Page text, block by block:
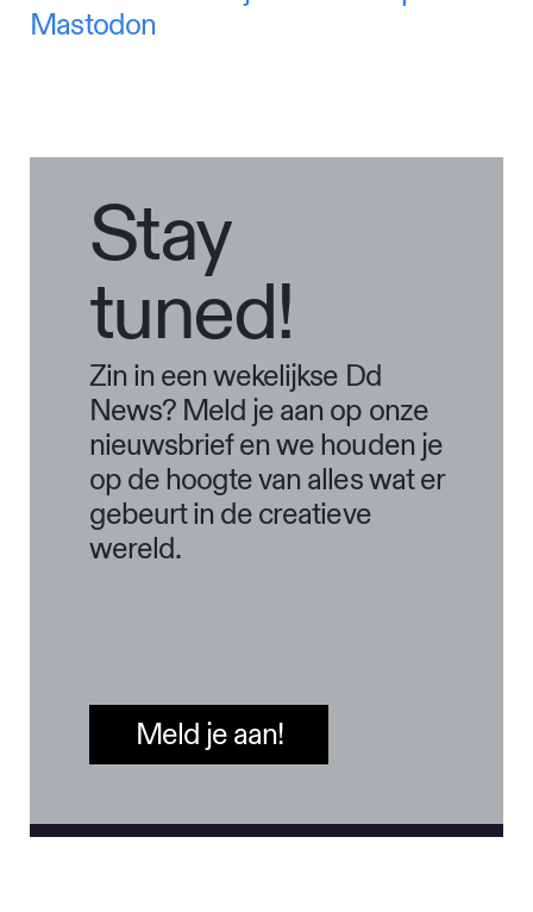
Mastodon
Stay
tuned!
Zin in een wekelijkse Dd
News? Meld je aan op onze
nieuwsbrief en we houden je
op de hoogte van alles wat er
gebeurt in de creatieve
wereld.
Meld je aan!